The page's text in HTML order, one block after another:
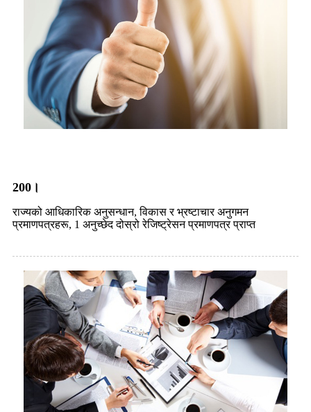
200।
राज्यको आधिकारिक अनुसन्धान, विकास र भ्रष्टाचार अनुगमन
प्रमाणपत्रहरू, 1 अनुच्छेद दोस्रो रेजिष्ट्रेसन प्रमाणपत्र प्राप्त